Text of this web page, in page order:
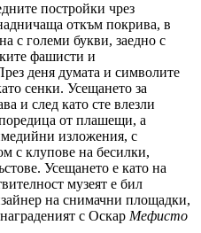
постройки чрез
откъм покрива, в
с големи букви, заедно с
фашисти и
деня думата и символите
сенки. Усещането за
и след като сте влезли
от плашещи, а
изложения, с
с клупове на бесилки,
Усещането е като на
музеят е бил
на снимачни площадки,
с Оскар Мефисто